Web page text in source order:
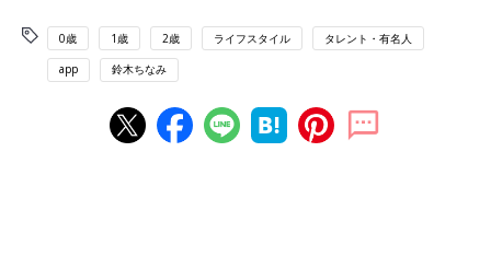
0歳 1歳 2歳 ライフスタイル タレント・有名人
app 鈴木ちなみ